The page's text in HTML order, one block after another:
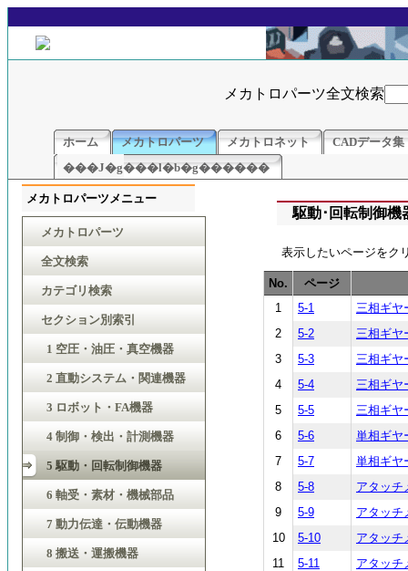
メカトロパーツ全文検索
ホーム メカトロパーツ メカトロネット
CADデータ集
���J�g���l�b�g������
駆動･回転制御機
表示したいページをク
No.
ページ
1
5-1
三相ギヤ
2
5-2
三相ギヤ
3
5-3
三相ギヤ
4
5-4
三相ギヤ
5
5-5
三相ギヤ
6
5-6
単相ギヤ
7
5-7
単相ギヤ
8
5-8
アタッチ
9
5-9
アタッチ
10
5-10
アタッチ
11
5-11
アタッチ
メカトロパーツメニュー
メカトロパーツ
全文検索
カテゴリ検索
セクション別索引
1 空圧・油圧・真空機器
2 直動システム・関連機器
3 ロボット・FA機器
4 制御・検出・計測機器
5 駆動・回転制御機器
6 軸受・素材・機械部品
7 動力伝達・伝動機器
8 搬送・運搬機器